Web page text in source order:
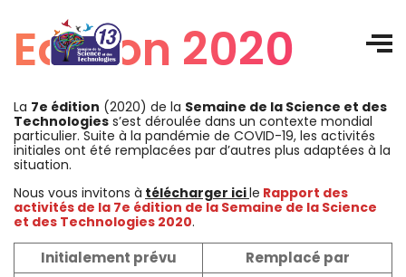
Edition 2020
La 7e édition (2020) de la Semaine de la Science et des
Technologies s’est déroulée dans un contexte mondial
particulier. Suite à la pandémie de COVID-19, les activités
initiales ont été remplacées par d’autres plus adaptées à la
situation.
Nous vous invitons à télécharger icile Rapport des
activités de la 7e édition de la Semaine de la Science
et des Technologies 2020.
Initialement prévu Remplacé par